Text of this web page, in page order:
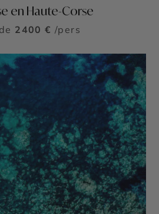
en Haute-Corse
2400 € /pers